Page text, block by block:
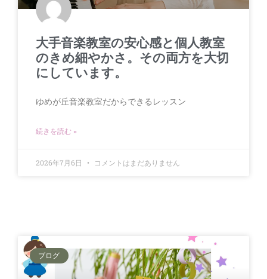
大手音楽教室の安心感と個人教室
のきめ細やかさ。その両方を大切
にしています。
ゆめが丘音楽教室だからできるレッスン
続きを読む »
2026年7月6日 コメントはまだありません
ブログ